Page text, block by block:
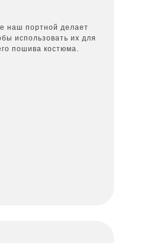
наш портной делает
использовать их для
пошива костюма.